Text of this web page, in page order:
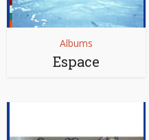
Albums
Espace